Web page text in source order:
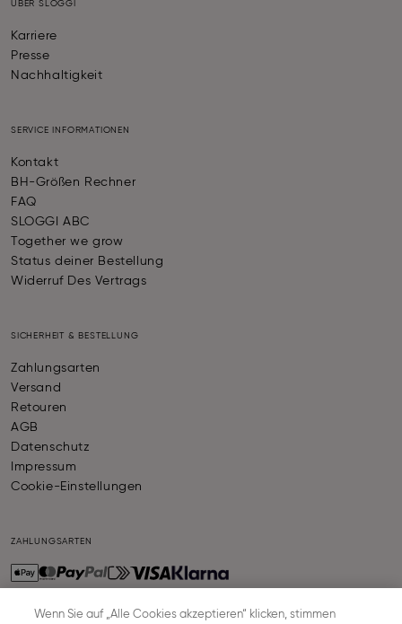
ÜBER SLOGGI
Karriere
Presse
Nachhaltigkeit
SERVICE INFORMATIONEN
Kontakt
BH-Größen Rechner
FAQ
SLOGGI ABC
Together we grow
Status deiner Bestellung
Widerruf Des Vertrags
SICHERHEIT & BESTELLUNG
Zahlungsarten
Versand
Retouren
AGB
Datenschutz
Impressum
Cookie-Einstellungen
ZAHLUNGSARTEN
Wenn Sie auf „Alle Cookies akzeptieren“ klicken, stimmen